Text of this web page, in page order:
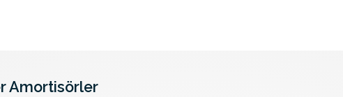
Amortisörler